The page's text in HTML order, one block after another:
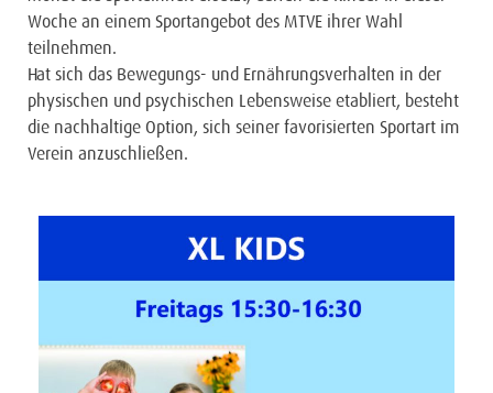
Woche an einem Sportangebot des MTVE ihrer Wahl
teilnehmen.
Hat sich das Bewegungs- und Ernährungsverhalten in der
physischen und psychischen Lebensweise etabliert, besteht
die nachhaltige Option, sich seiner favorisierten Sportart im
Verein anzuschließen.